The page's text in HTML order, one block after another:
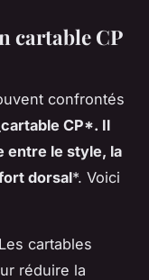
cartable CP
confrontés
_cartable CP*. Il
entre le style, la
dorsal*. Voici
cartables
réduire la